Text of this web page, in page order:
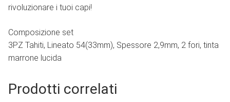
rivoluzionare i tuoi capi!
Composizione set
3PZ Tahiti, Lineato 54(33mm), Spessore 2,9mm, 2 fori, tinta
marrone lucida
Prodotti correlati